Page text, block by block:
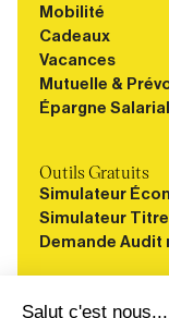
Mobilité
Cadeaux
Vacances
Mutuelle &
Épargne
Outils Gratuits
Simulateur
Simulateur
Demande Audit
Ressources